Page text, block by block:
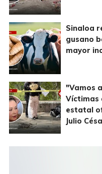
Sinaloa
gusano
mayor
"Vamos
Víctimas
estatal
Julio